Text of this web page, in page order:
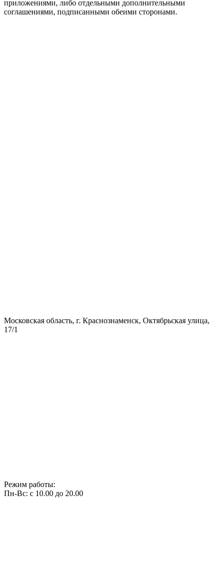
приложениями, либо отдельными дополнительными
соглашениями, подписанными обеими сторонами.
Московская область, г. Краснознаменск, Октябрьская улица,
17/1
Режим работы:
Пн-Вс: с 10.00 до 20.00